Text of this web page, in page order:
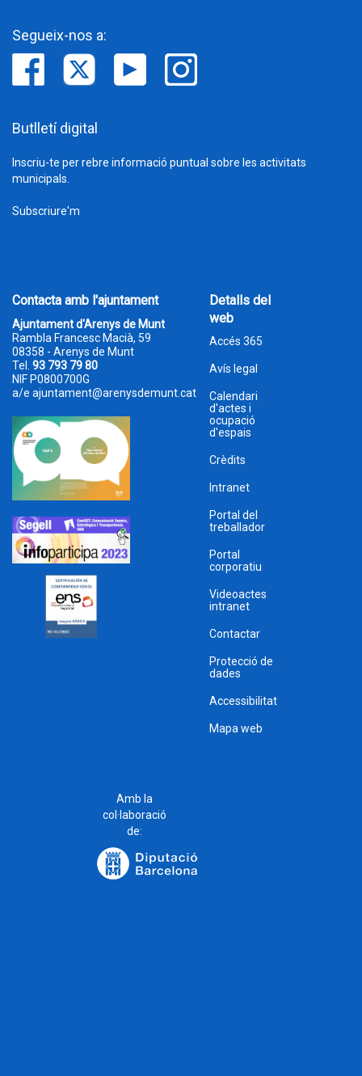
Segueix-nos a:
Butlletí digital
Inscriu-te per rebre informació puntual sobre les activitats
municipals.
Subscriure'm
Contacta amb l'ajuntament
Ajuntament d'Arenys de Munt
Rambla Francesc Macià, 59
08358 - Arenys de Munt
Tel. 93 793 79 80
NIF P0800700G
a/e ajuntament@arenysdemunt.cat
Detalls del
web
Accés 365
Avís legal
Calendari
d'actes i
ocupació
d'espais
Crèdits
Intranet
Portal del
treballador
Portal
corporatiu
Videoactes
intranet
Contactar
Protecció de
dades
Accessibilitat
Mapa web
Amb la
col·laboració
de: